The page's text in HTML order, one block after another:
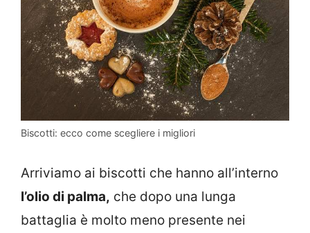
Biscotti: ecco come scegliere i migliori
Arriviamo ai biscotti che hanno all’interno
l’olio di palma, che dopo una lunga
battaglia è molto meno presente nei